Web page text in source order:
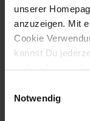
unserer
anzuzeigen. Mit
Cookie
kannst Du
ändern bzw.
Notwendig
Farbe
Kompletter
Durch